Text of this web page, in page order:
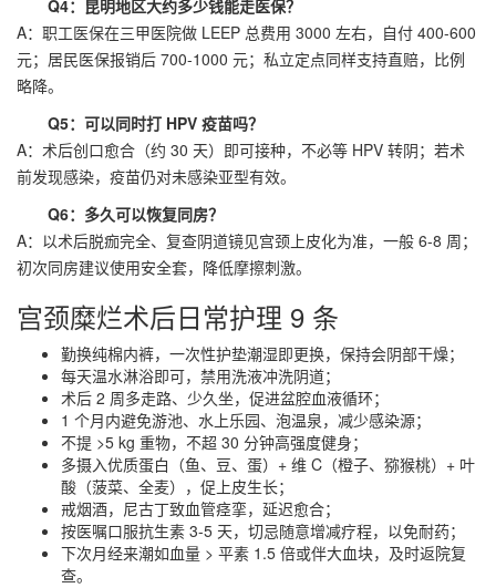
Q4：昆明地区大约多少钱能走医保？
A：职工医保在三甲医院做 LEEP 总费用 3000 左右，自付 400-600
元；居民医保报销后 700-1000 元；私立定点同样支持直赔，比例
略降。
Q5：可以同时打 HPV 疫苗吗？
A：术后创口愈合（约 30 天）即可接种，不必等 HPV 转阴；若术
前发现感染，疫苗仍对未感染亚型有效。
Q6：多久可以恢复同房？
A：以术后脱痂完全、复查阴道镜见宫颈上皮化为准，一般 6-8 周；
初次同房建议使用安全套，降低摩擦刺激。
宫颈糜烂术后日常护理 9 条
勤换纯棉内裤，一次性护垫潮湿即更换，保持会阴部干燥；
每天温水淋浴即可，禁用洗液冲洗阴道；
术后 2 周多走路、少久坐，促进盆腔血液循环；
1 个月内避免游池、水上乐园、泡温泉，减少感染源；
不提 >5 kg 重物，不超 30 分钟高强度健身；
多摄入优质蛋白（鱼、豆、蛋）+ 维 C（橙子、猕猴桃）+ 叶
酸（菠菜、全麦），促上皮生长；
戒烟酒，尼古丁致血管痉挛，延迟愈合；
按医嘱口服抗生素 3-5 天，切忌随意增减疗程，以免耐药；
下次月经来潮如血量 > 平素 1.5 倍或伴大血块，及时返院复
查。